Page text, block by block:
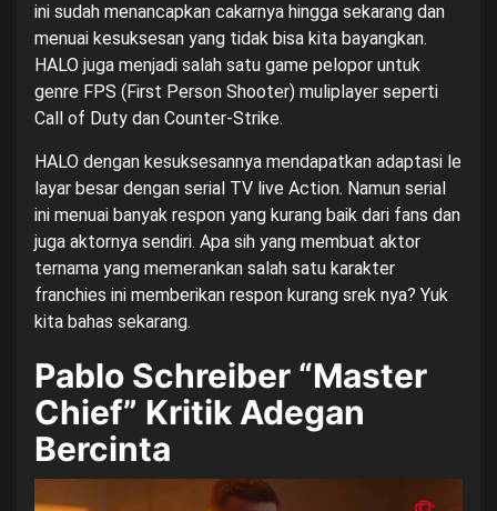
ini sudah menancapkan cakarnya hingga sekarang dan
menuai kesuksesan yang tidak bisa kita bayangkan.
HALO juga menjadi salah satu game pelopor untuk
genre FPS (First Person Shooter) muliplayer seperti
Call of Duty dan Counter-Strike.
HALO dengan kesuksesannya mendapatkan adaptasi le
layar besar dengan serial TV live Action. Namun serial
ini menuai banyak respon yang kurang baik dari fans dan
juga aktornya sendiri. Apa sih yang membuat aktor
ternama yang memerankan salah satu karakter
franchies ini memberikan respon kurang srek nya? Yuk
kita bahas sekarang.
Pablo Schreiber “Master
Chief” Kritik Adegan
Bercinta